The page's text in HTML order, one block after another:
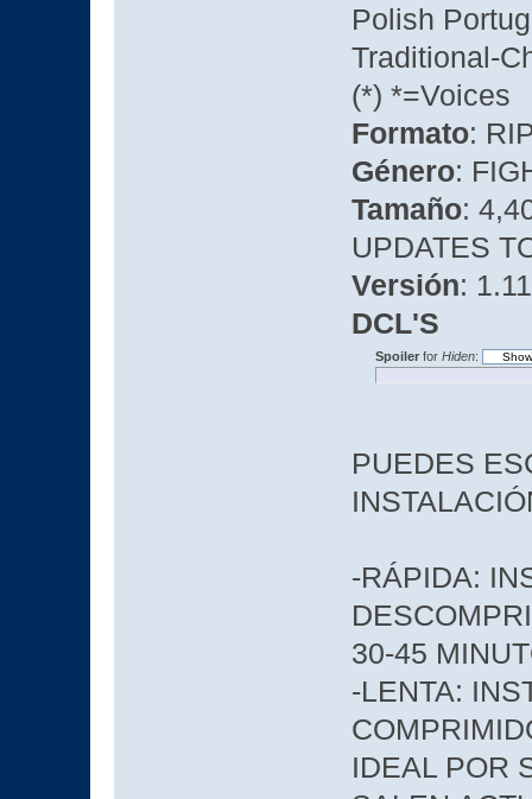
Polish
Traditional-
(*) *=Voices
Formato:
Género:
Tamaño:
UPDATES
Versión:
DCL'S
Spoilerfor Hiden:
PUEDES
-RÁPIDA:
30-45
-LENTA:
IDEAL POR